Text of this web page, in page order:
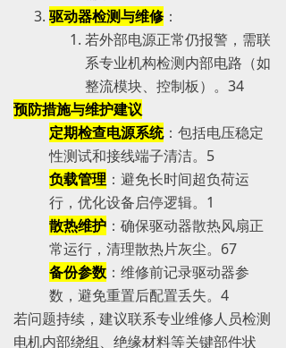
驱动器检测与维修 ：
若外部电源正常仍报警，需联
系专业机构检测内部电路（如
整流模块、控制板）。‌‌3‌‌4
预防措施与维护建议
定期检查电源系统：包括电压稳定
性测试和接线端子清洁。‌‌5
负载管理 ：避免长时间超负荷运
行，优化设备启停逻辑。‌‌1
散热维护 ：确保驱动器散热风扇正
常运行，清理散热片灰尘。‌‌6‌‌7
备份参数 ：维修前记录驱动器参
数，避免重置后配置丢失。‌‌4
若问题持续，建议联系专业维修人员检测
电机内部绕组、绝缘材料等关键部件状